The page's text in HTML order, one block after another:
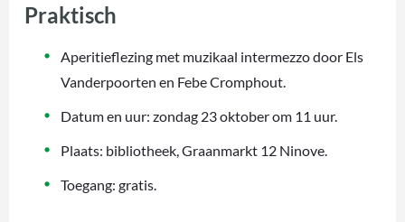
Praktisch
Aperitieflezing met muzikaal intermezzo door Els
Vanderpoorten en Febe Cromphout.
Datum en uur: zondag 23 oktober om 11 uur.
Plaats: bibliotheek, Graanmarkt 12 Ninove.
Toegang: gratis.